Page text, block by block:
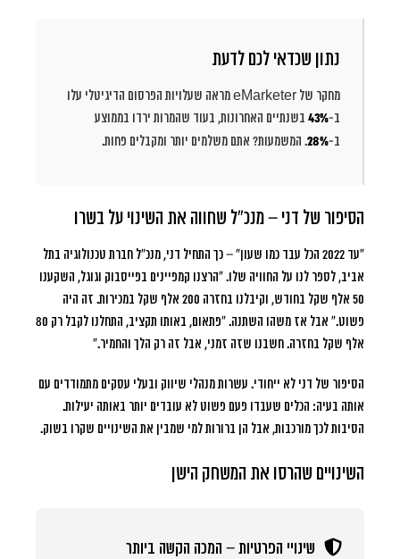
נתון שכדאי לכם לדעת
מחקר של eMarketer מראה שעלויות הפרסום הדיגיטלי עלו
ב-43% בשנתיים האחרונות, בעוד שהמרות ירדו בממוצע
ב-28%. המשמעות? אתם משלמים יותר ומקבלים פחות.
הסיפור של דני – מנכ”ל שחווה את השינוי על בשרו
“עד 2022 הכל עבד כמו שעון”
– כך התחיל דני, מנכ”ל חברת טכנולוגיה בתל
אביב, לספר לנו על החוויה שלו. “הרצנו קמפיינים בפייסבוק וגוגל, השקענו
50 אלף שקל בחודש, וקיבלנו בחזרה 200 אלף שקל במכירות. זה היה
פשוט.” אבל אז משהו השתנה. “פתאום, באותו תקציב, התחלנו לקבל רק 80
אלף שקל בחזרה. חשבנו שזה זמני, אבל זה רק הלך והחמיר.”
הסיפור של דני לא ייחודי. עשרות מנהלי שיווק ובעלי עסקים מתמודדים עם
אותה בעיה: הכלים שעבדו פעם פשוט לא עובדים יותר באותה יעילות.
הסיבות לכך מורכבות, אבל הן ברורות למי שמבין את השינויים שקרו בשוק.
השינויים שהרסו את המשחק הישן
שינויי הפרטיות – המכה הקשה ביותר